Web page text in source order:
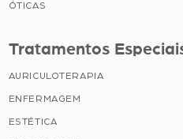
ÓTICAS
Tratamentos
AURICULOTERAPIA
ENFERMAGEM
ESTÉTICA